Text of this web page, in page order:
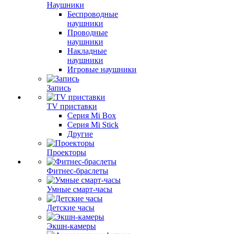
Наушники
Беспроводные
наушники
Проводные
наушники
Накладные
наушники
Игровые наушники
Запись
TV приставки
Серия Mi Box
Серия Mi Stick
Другие
Проекторы
Фитнес-браслеты
Умные смарт-часы
Детские часы
Экшн-камеры